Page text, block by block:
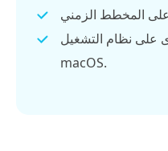
على نظام التشغيل
macOS.